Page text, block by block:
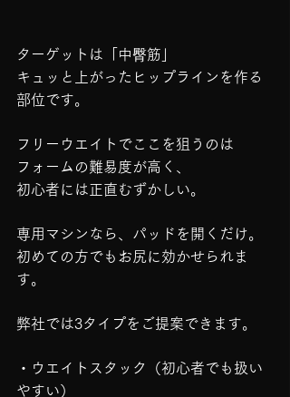
ターゲットは「中臀筋」
キュッと上がったヒップラインを作る
部位です。
フリーウエイトでここを狙うのは
フォームの難易度が高く、
初心者には正直むずかしい。
専用マシンなら、パッドを開くだけ。
初めての方でもお尻に効かせられま
す。
弊社では3タイプをご提案できます。
・ウエイトスタック（初心者でも扱い
やすい）